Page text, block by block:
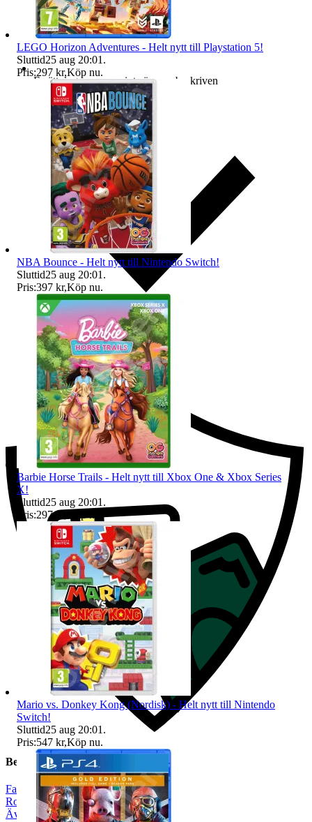
Ersättning om varan inte är som beskriven
Ersättning om du inte får din vara
Beskrivning
Fantasy |
Rollspel|
Äventyr
LEGO Horizon Adventures - Helt nytt till Playstation 5!
Sluttid25 aug 20:01 .
Pris:297 kr,Köp nu.
NBA Bounce - Helt nytt till Nintendo Switch!
Sluttid25 aug 20:01 .
Pris:397 kr,Köp nu.
Barbie Horse Trails - Helt nytt till Xbox One & Xbox Series
X!
Sluttid25 aug 20:01 .
Pris:297 kr
Mario vs. Donkey Kong (Nordisk) - Helt nytt till Nintendo
Switch!
Sluttid25 aug 20:01 .
Pris:547 kr,Köp nu.